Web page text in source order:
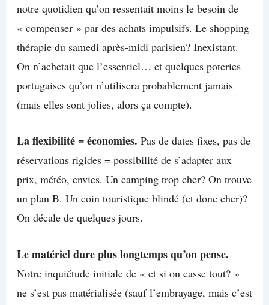
notre quotidien qu’on ressentait moins le besoin de
« compenser » par des achats impulsifs. Le shopping
thérapie du samedi après-midi parisien? Inexistant.
On n’achetait que l’essentiel… et quelques poteries
portugaises qu’on n’utilisera probablement jamais
(mais elles sont jolies, alors ça compte).
La flexibilité = économies. Pas de dates fixes, pas de
réservations rigides = possibilité de s’adapter aux
prix, météo, envies. Un camping trop cher? On trouve
un plan B. Un coin touristique blindé (et donc cher)?
On décale de quelques jours.
Le matériel dure plus longtemps qu’on pense.
Notre inquiétude initiale de « et si on casse tout? »
ne s’est pas matérialisée (sauf l’embrayage, mais c’est